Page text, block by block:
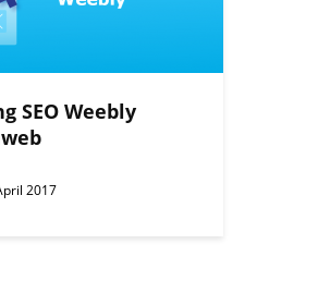
SEO Weebly
2017